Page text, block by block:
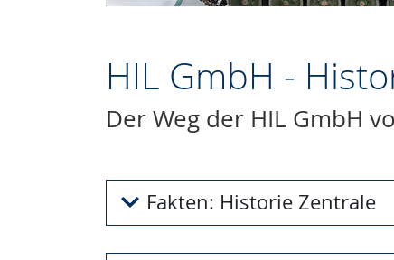
HIL GmbH -
Der Weg der HIL GmbH
Text ausklappen
Fakten: Historie Zentrale